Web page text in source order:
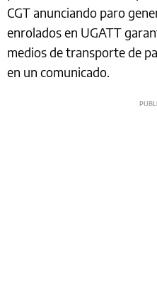
CGT anunciando paro
enrolados en UGATT
medios de transporte de
en un comunicado.